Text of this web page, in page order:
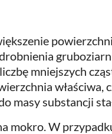
mniejszych
właściwa,
masy substancji
mokro. W